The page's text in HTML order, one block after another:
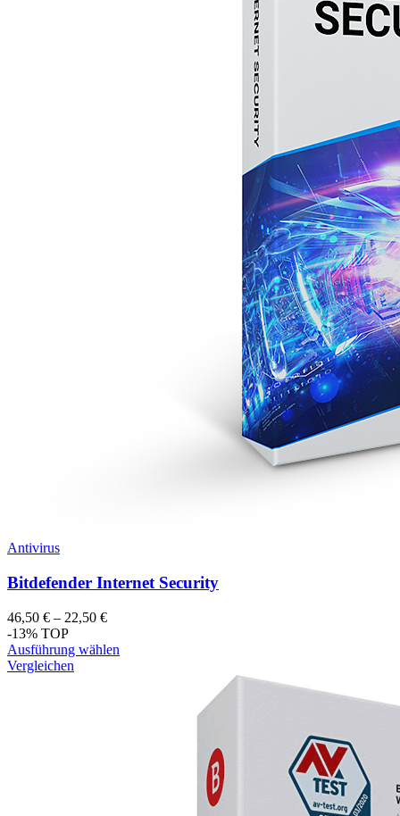
Antivirus
Bitdefender Internet Security
46,50 € – 22,50 €
-13% TOP
Ausführung wählen
Vergleichen